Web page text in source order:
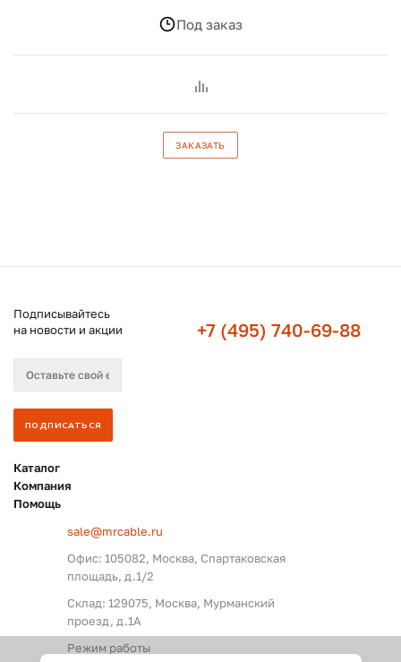
Под заказ
ЗАКАЗАТЬ
Подписывайтесь
на новости и акции
+7 (495) 740-69-88
Каталог
Компания
Помощь
sale@mrcable.ru
Офис: 105082, Москва, Спартаковская
площадь, д.1/2
Склад: 129075, Москва, Мурманский
проезд, д.1А
Режим работы